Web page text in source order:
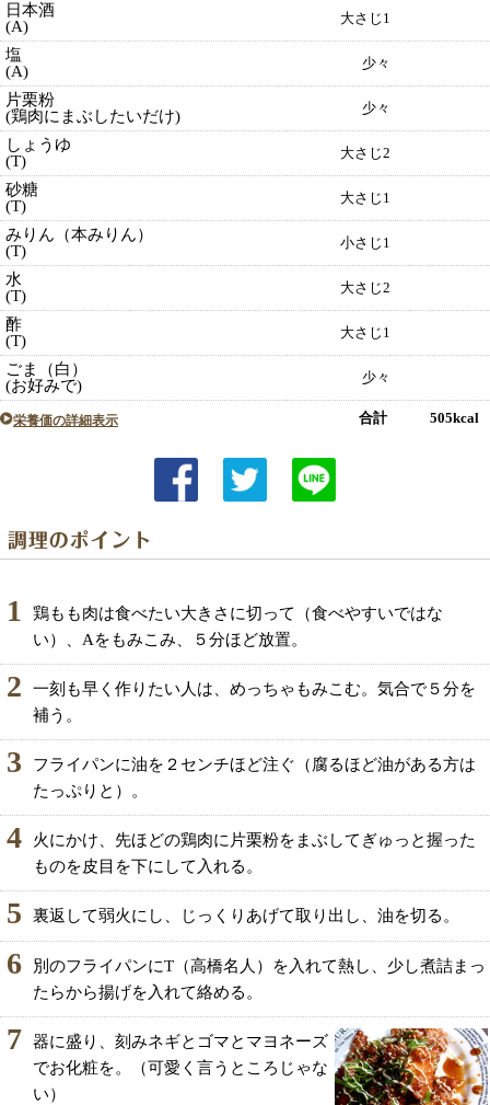
日本酒
(A)
大さじ1
塩
(A)
少々
片栗粉
(鶏肉にまぶしたいだけ)
少々
しょうゆ
(T)
大さじ2
砂糖
(T)
大さじ1
みりん（本みりん）
(T)
小さじ1
水
(T)
大さじ2
酢
(T)
大さじ1
ごま（白）
(お好みで)
少々
栄養価の詳細表示 合計 505kcal
1
鶏もも肉は食べたい大きさに切って（食べやすいではな
い）、Aをもみこみ、５分ほど放置。
2
一刻も早く作りたい人は、めっちゃもみこむ。気合で５分を
補う。
3
フライパンに油を２センチほど注ぐ（腐るほど油がある方は
たっぷりと）。
4
火にかけ、先ほどの鶏肉に片栗粉をまぶしてぎゅっと握った
ものを皮目を下にして入れる。
5 裏返して弱火にし、じっくりあげて取り出し、油を切る。
6
別のフライパンにT（高橋名人）を入れて熱し、少し煮詰まっ
たらから揚げを入れて絡める。
7
器に盛り、刻みネギとゴマとマヨネーズ
でお化粧を。（可愛く言うところじゃな
い）